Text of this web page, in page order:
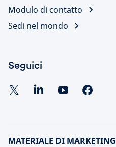
Modulo di contatto
Sedi nel mondo
Seguici
MATERIALE DI MARKETING